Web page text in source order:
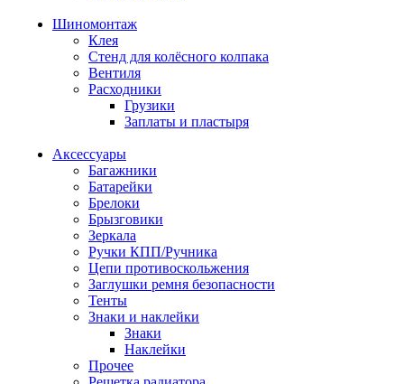
Шиномонтаж
Клея
Стенд для колёсного колпака
Вентиля
Расходники
Грузики
Заплаты и пластыря
Аксессуары
Багажники
Батарейки
Брелоки
Брызговики
Зеркала
Ручки КПП/Ручника
Цепи противоскольжения
Заглушки ремня безопасности
Тенты
Знаки и наклейки
Знаки
Наклейки
Прочее